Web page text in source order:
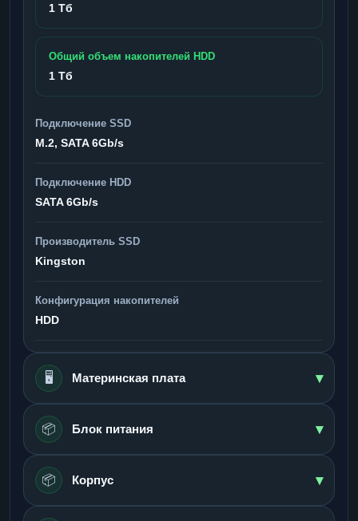
1 Тб
Общий объем накопителей HDD
1 Тб
Подключение SSD
M.2, SATA 6Gb/s
Подключение HDD
SATA 6Gb/s
Производитель SSD
Kingston
Конфигурация накопителей
HDD
🖥️ Материнская плата ▾
📦 Блок питания ▾
📦 Корпус ▾